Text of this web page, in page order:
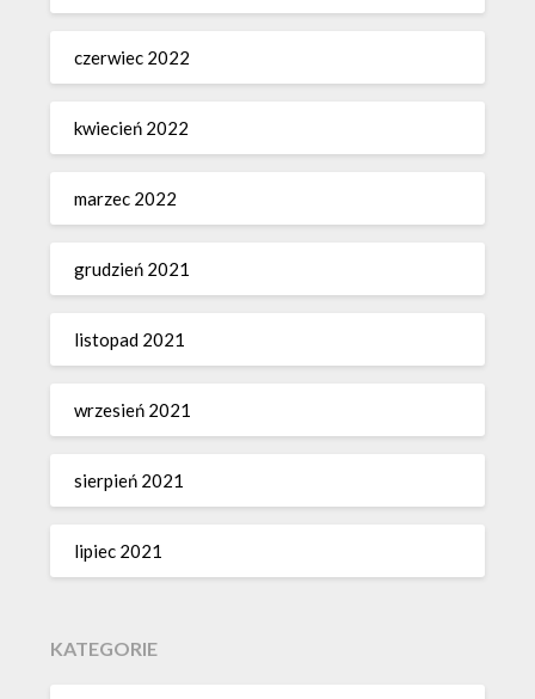
czerwiec 2022
kwiecień 2022
marzec 2022
grudzień 2021
listopad 2021
wrzesień 2021
sierpień 2021
lipiec 2021
KATEGORIE